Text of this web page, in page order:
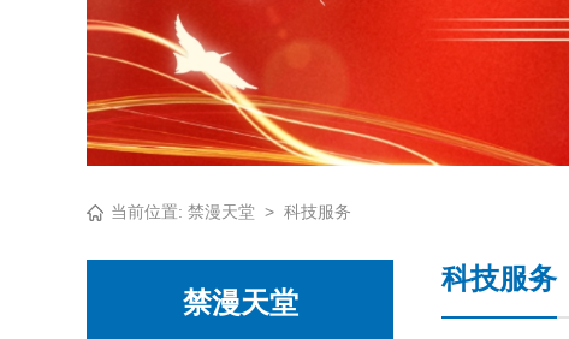
当前位置: 禁漫天堂 > 科技服务
禁漫天堂
科技服务